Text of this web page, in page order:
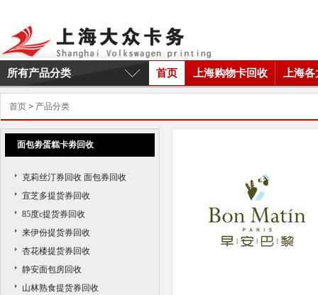
首页 上海购物卡回收 上海
所有产品分类
首页 > 产品分类
面包劵蛋糕卡劵回收
克莉丝汀券回收 面包券回收
宜芝多提货券回收
85度c提货券回收
来伊份提货券回收
杏花楼提货券回收
静安面包房回收
山林熟食提货券回收